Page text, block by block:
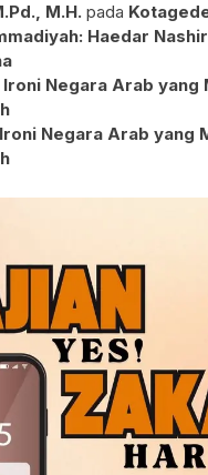
M.H. pada
Haedar
Ironi Negara Arab yang
Ironi Negara Arab yang